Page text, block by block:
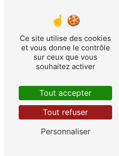
Bayonne
Ce site utilise des cookies
et vous donne le contrôle
sur ceux que vous
souhaitez activer
Tout accepter
Tout refuser
Personnaliser